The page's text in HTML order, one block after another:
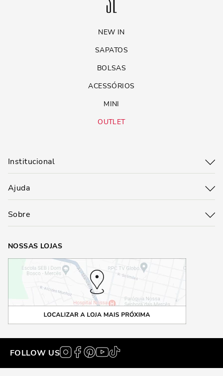
NEW IN
SAPATOS
BOLSAS
ACESSÓRIOS
MINI
OUTLET
Institucional
Ajuda
Sobre
NOSSAS LOJAS
FOLLOW US